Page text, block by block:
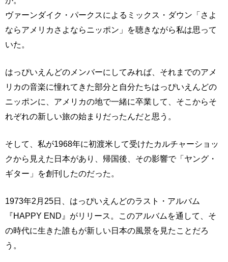
ヴァーンダイク・パークスによるミックス・ダウン「さよ
ならアメリカさよならニッポン」を聴きながら私は思って
いた。
はっぴいえんどのメンバーにしてみれば、それまでのアメ
リカの音楽に憧れてきた部分と自分たちはっぴいえんどの
ニッポンに、アメリカの地で一緒に卒業して、そこからそ
れぞれの新しい旅の始まりだったんだと思う。
そして、私が1968年に初渡米して受けたカルチャーショッ
クから見えた日本があり、帰国後、その影響で「ヤング・
ギター」を創刊したのだった。
1973年2月25日、はっぴいえんどのラスト・アルバム
『HAPPY END』がリリース。このアルバムを通して、そ
の時代に生きた誰もが新しい日本の風景を見たことだろ
う。